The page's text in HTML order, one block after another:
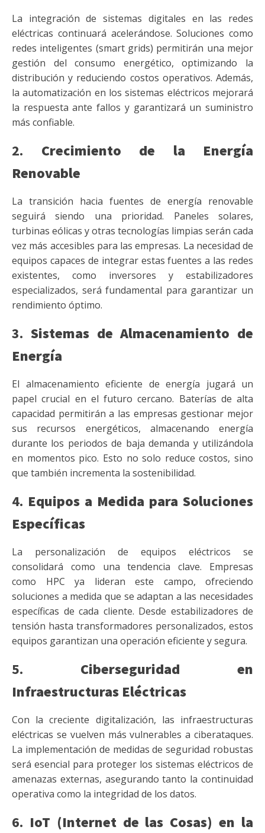
La integración de sistemas digitales en las redes
eléctricas continuará acelerándose. Soluciones como
redes inteligentes (smart grids) permitirán una mejor
gestión del consumo energético, optimizando la
distribución y reduciendo costos operativos. Además,
la automatización en los sistemas eléctricos mejorará
la respuesta ante fallos y garantizará un suministro
más confiable.
2. Crecimiento de la Energía
Renovable
La transición hacia fuentes de energía renovable
seguirá siendo una prioridad. Paneles solares,
turbinas eólicas y otras tecnologías limpias serán cada
vez más accesibles para las empresas. La necesidad de
equipos capaces de integrar estas fuentes a las redes
existentes, como inversores y estabilizadores
especializados, será fundamental para garantizar un
rendimiento óptimo.
3. Sistemas de Almacenamiento de
Energía
El almacenamiento eficiente de energía jugará un
papel crucial en el futuro cercano. Baterías de alta
capacidad permitirán a las empresas gestionar mejor
sus recursos energéticos, almacenando energía
durante los periodos de baja demanda y utilizándola
en momentos pico. Esto no solo reduce costos, sino
que también incrementa la sostenibilidad.
4. Equipos a Medida para Soluciones
Específicas
La personalización de equipos eléctricos se
consolidará como una tendencia clave. Empresas
como HPC ya lideran este campo, ofreciendo
soluciones a medida que se adaptan a las necesidades
específicas de cada cliente. Desde estabilizadores de
tensión hasta transformadores personalizados, estos
equipos garantizan una operación eficiente y segura.
5. Ciberseguridad en
Infraestructuras Eléctricas
Con la creciente digitalización, las infraestructuras
eléctricas se vuelven más vulnerables a ciberataques.
La implementación de medidas de seguridad robustas
será esencial para proteger los sistemas eléctricos de
amenazas externas, asegurando tanto la continuidad
operativa como la integridad de los datos.
6. IoT (Internet de las Cosas) en la